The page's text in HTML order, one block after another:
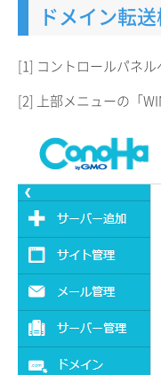
ドメイン転
[1] コントロールパネル
[2] 上部メニューの「